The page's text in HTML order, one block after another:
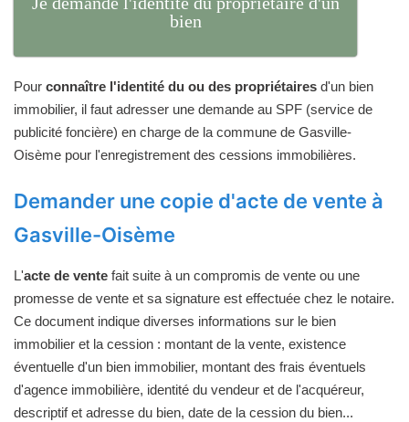
bien
Pour connaître l'identité du ou des propriétaires d'un bien
immobilier, il faut adresser une demande au SPF (service de
publicité foncière) en charge de la commune de Gasville-
Oisème pour l'enregistrement des cessions immobilières.
Demander une copie d'acte de vente à
Gasville-Oisème
L'acte de vente fait suite à un compromis de vente ou une
promesse de vente et sa signature est effectuée chez le notaire.
Ce document indique diverses informations sur le bien
immobilier et la cession : montant de la vente, existence
éventuelle d'un bien immobilier, montant des frais éventuels
d'agence immobilière, identité du vendeur et de l'acquéreur,
descriptif et adresse du bien, date de la cession du bien...